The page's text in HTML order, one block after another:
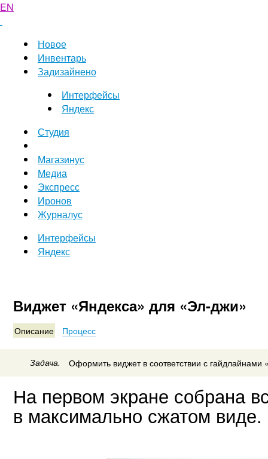
EN
Новое
Инвентарь
Задизайнено
Интерфейсы
Яндекс
Студия
Магазинус
Медиа
Экспресс
Иронов
Журналус
Интерфейсы
Яндекс
Виджет «Яндекса» для «Эл-джи»
Описание Процесс
Задача. Оформить виджет в соответствии с гайдлайнами
На первом экране собрана
в максимально сжатом виде.